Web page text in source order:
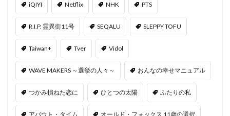
iQIYI Netflix NHK PTS
R.I.P. 霊異街11号 SEQALU SLEPPY TOFU
Taiwan+ Tver Vidol
WAVE MAKERS ～選挙の人々～ おんなの幸せマニュアル
つかみ損ねた恋に ひとつの太陽 ふたりの私
アバウト・タイム オールド・フォックス 11歳の選択